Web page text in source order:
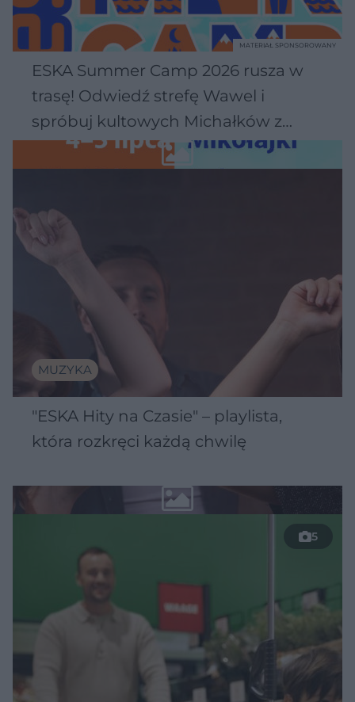
ESKA Summer Camp 2026 rusza w
trasę! Odwiedź strefę Wawel i
spróbuj kultowych Michałków z
Wawelu
MATERIAŁ SPONSOROWANY
MUZYKA
"ESKA Hity na Czasie" – playlista,
która rozkręci każdą chwilę
5